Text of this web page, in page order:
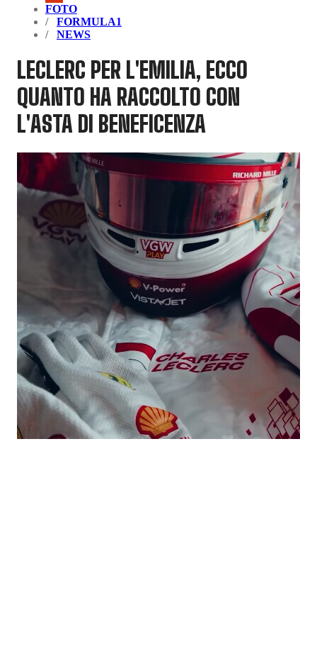
FOTO
FORMULA1
NEWS
LECLERC PER L'EMILIA, ECCO
QUANTO HA RACCOLTO CON
L'ASTA DI BENEFICENZA